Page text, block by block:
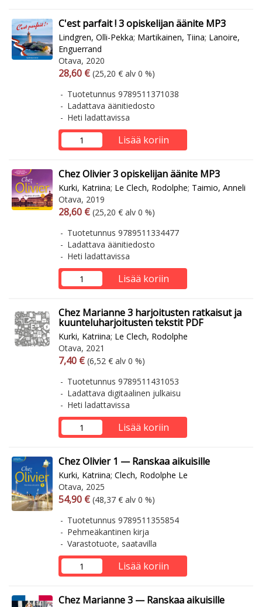
C'est parfait ! 3 opiskelijan äänite MP3
Lindgren, Olli-Pekka; Martikainen, Tiina; Lanoire,
Enguerrand
Otava, 2020
Arvonlisäverollinen hinta
28,60 € Arvonlisäveroton hinta
(25,20 € alv 0 %)
Tuotetunnus 9789511371038
Ladattava äänitiedosto
Heti ladattavissa
Lisää koriin
Chez Olivier 3 opiskelijan äänite MP3
Kurki, Katriina; Le Clech, Rodolphe; Taimio, Anneli
Otava, 2019
Arvonlisäverollinen hinta
28,60 € Arvonlisäveroton hinta
(25,20 € alv 0 %)
Tuotetunnus 9789511334477
Ladattava äänitiedosto
Heti ladattavissa
Lisää koriin
Chez Marianne 3 harjoitusten ratkaisut ja
kuunteluharjoitusten tekstit PDF
Kurki, Katriina; Le Clech, Rodolphe
Otava, 2021
Arvonlisäverollinen hinta
7,40 € Arvonlisäveroton hinta
(6,52 € alv 0 %)
Tuotetunnus 9789511431053
Ladattava digitaalinen julkaisu
Heti ladattavissa
Lisää koriin
Chez Olivier 1 — Ranskaa aikuisille
Kurki, Katriina; Clech, Rodolphe Le
Otava, 2025
Arvonlisäverollinen hinta
54,90 € Arvonlisäveroton hinta
(48,37 € alv 0 %)
Tuotetunnus 9789511355854
Pehmeäkantinen kirja
Varastotuote, saatavilla
Lisää koriin
Chez Marianne 3 — Ranskaa aikuisille